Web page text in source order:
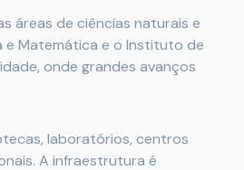
áreas de ciências naturais e
Matemática e o Instituto de
onde grandes avanços
laboratórios, centros
A infraestrutura é